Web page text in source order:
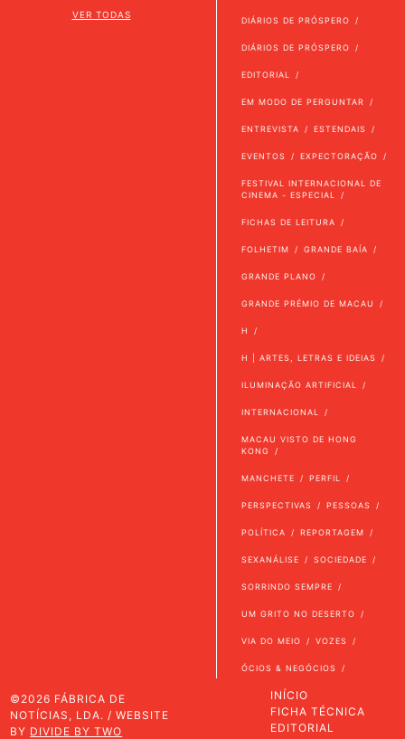
VER TODAS
DIÁRIOS DE PRÓSPERO
DIÁRIOS DE PRÓSPERO
EDITORIAL
EM MODO DE PERGUNTAR
ENTREVISTA ESTENDAIS
EVENTOS EXPECTORAÇÃO
FESTIVAL INTERNACIONAL DE
CINEMA - ESPECIAL
FICHAS DE LEITURA
FOLHETIM GRANDE BAÍA
GRANDE PLANO
GRANDE PRÉMIO DE MACAU
H
H | ARTES, LETRAS E IDEIAS
ILUMINAÇÃO ARTIFICIAL
INTERNACIONAL
MACAU VISTO DE HONG
KONG
MANCHETE PERFIL
PERSPECTIVAS PESSOAS
POLÍTICA REPORTAGEM
SEXANÁLISE SOCIEDADE
SORRINDO SEMPRE
UM GRITO NO DESERTO
VIA DO MEIO VOZES
ÓCIOS & NEGÓCIOS
©2026 FÁBRICA DE
NOTÍCIAS, LDA. / WEBSITE
BY DIVIDE BY TWO
INÍCIO
FICHA TÉCNICA
EDITORIAL